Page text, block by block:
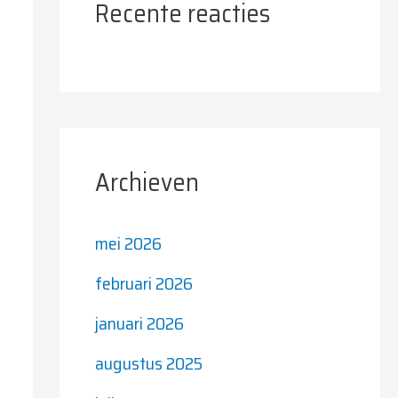
Recente reacties
Archieven
mei 2026
februari 2026
januari 2026
augustus 2025